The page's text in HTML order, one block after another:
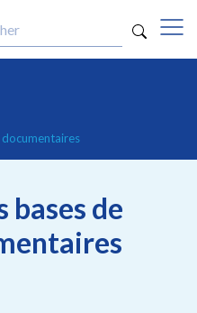
au contenu principal
de